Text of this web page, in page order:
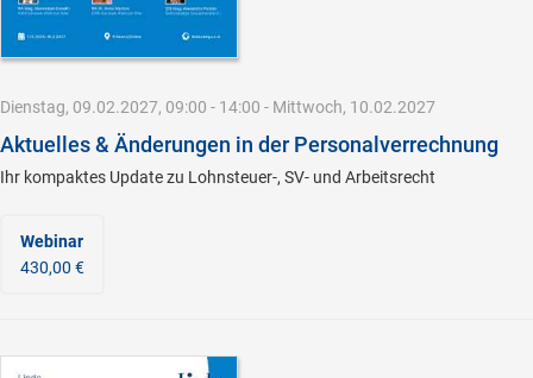
Dienstag, 09.02.2027, 09:00 - 14:00 - Mittwoch, 10.02.2027
Aktuelles & Änderungen in der Personalverrechnung
Ihr kompaktes Update zu Lohnsteuer-, SV- und Arbeitsrecht
Webinar
430,00 €